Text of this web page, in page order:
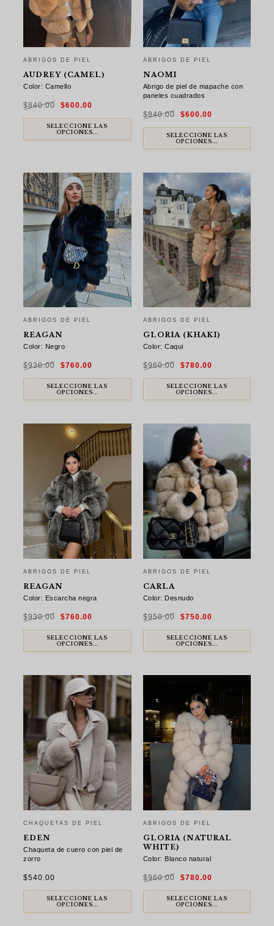
ABRIGOS DE PIEL
AUDREY (CAMEL)
Color: Camello
$840.00 precio
era:
$840.00.
$600.00
es:
$600.00.
SELECCIONE LAS
OPCIONES...
ABRIGOS DE PIEL
NAOMI
Abrigo de piel de mapache con
paneles cuadrados
$840.00 precio
era:
$840.00.
$600.00precio
es:
$600.00.
SELECCIONE LAS
OPCIONES...
ABRIGOS DE PIEL
REAGAN
Color: Negro
$930.00
El
precio
era:
$930.00.
$760.00
es:
$760.00.
SELECCIONE LAS
OPCIONES...
ABRIGOS DE PIEL
GLORIA (KHAKI)
Color: Caqui
$960.00
El
precio
era:
$960.00.
$780.00precio
es:
$780.00.
SELECCIONE LAS
OPCIONES...
ABRIGOS DE PIEL
REAGAN
Color: Escarcha negra
$930.00
El
precio
era:
$930.00.
$760.00
es:
$760.00.
SELECCIONE LAS
OPCIONES...
ABRIGOS DE PIEL
CARLA
Color: Desnudo
$950.00
El
precio
era:
$950.00.
$750.00precio
es:
$750.00.
SELECCIONE LAS
OPCIONES...
CHAQUETAS DE PIEL
EDEN
Chaqueta de cuero con piel de
zorro
$540.00
SELECCIONE LAS
OPCIONES...
ABRIGOS DE PIEL
GLORIA (NATURAL
WHITE)
Color: Blanco natural
$960.00 precio
era:
$960.00.
$780.00precio
es:
$780.00.
SELECCIONE LAS
OPCIONES...